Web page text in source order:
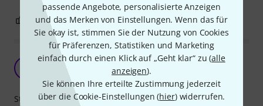
passende Angebote, personalisierte Anzeigen
und das Merken von Einstellungen. Wenn das für
Sie okay ist, stimmen Sie der Nutzung von Cookies
für Präferenzen, Statistiken und Marketing
einfach durch einen Klick auf „Geht klar“ zu (alle
anzeigen).
Sie können Ihre erteilte Zustimmung jederzeit
über die Cookie-Einstellungen (hier) widerrufen.
0 BEWERTUNG MELDEN
Voll Zufrieden - Top
bassstoffel 25.02.2024
Stabilität